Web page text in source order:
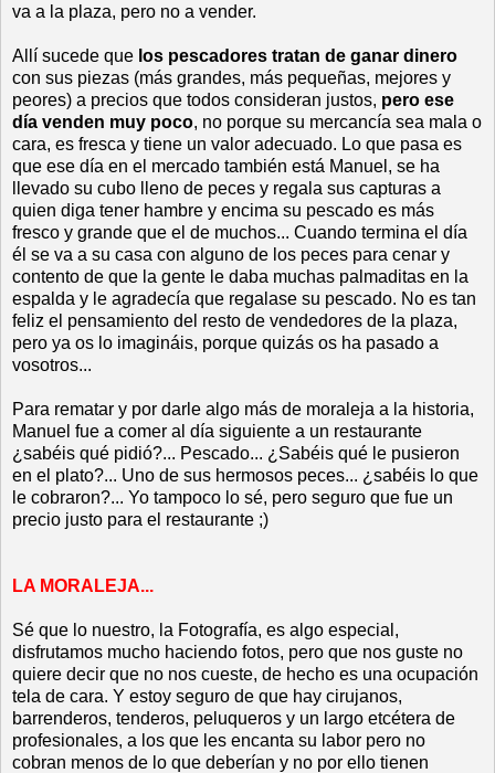
va a la plaza, pero no a vender.
Allí sucede que los pescadores tratan de ganar dinero
con sus piezas (más grandes, más pequeñas, mejores y
peores) a precios que todos consideran justos, pero ese
día venden muy poco, no porque su mercancía sea mala o
cara, es fresca y tiene un valor adecuado. Lo que pasa es
que ese día en el mercado también está Manuel, se ha
llevado su cubo lleno de peces y regala sus capturas a
quien diga tener hambre y encima su pescado es más
fresco y grande que el de muchos... Cuando termina el día
él se va a su casa con alguno de los peces para cenar y
contento de que la gente le daba muchas palmaditas en la
espalda y le agradecía que regalase su pescado. No es tan
feliz el pensamiento del resto de vendedores de la plaza,
pero ya os lo imagináis, porque quizás os ha pasado a
vosotros...
Para rematar y por darle algo más de moraleja a la historia,
Manuel fue a comer al día siguiente a un restaurante
¿sabéis qué pidió?... Pescado... ¿Sabéis qué le pusieron
en el plato?... Uno de sus hermosos peces... ¿sabéis lo que
le cobraron?... Yo tampoco lo sé, pero seguro que fue un
precio justo para el restaurante ;)
LA MORALEJA...
Sé que lo nuestro, la Fotografía, es algo especial,
disfrutamos mucho haciendo fotos, pero que nos guste no
quiere decir que no nos cueste, de hecho es una ocupación
tela de cara. Y estoy seguro de que hay cirujanos,
barrenderos, tenderos, peluqueros y un largo etcétera de
profesionales, a los que les encanta su labor pero no
cobran menos de lo que deberían y no por ello tienen